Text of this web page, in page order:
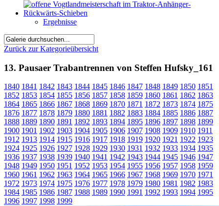
Ergebnisse
Zurück zur Kategorieübersicht
13. Pausaer Trabantrennen von Steffen Hufsky_161
1840 1841 1842 1843 1844 1845 1846 1847 1848 1849 1850 1851
1852 1853 1854 1855 1856 1857 1858 1859 1860 1861 1862 1863
1864 1865 1866 1867 1868 1869 1870 1871 1872 1873 1874 1875
1876 1877 1878 1879 1880 1881 1882 1883 1884 1885 1886 1887
1888 1889 1890 1891 1892 1893 1894 1895 1896 1897 1898 1899
1900 1901 1902 1903 1904 1905 1906 1907 1908 1909 1910 1911
1912 1913 1914 1915 1916 1917 1918 1919 1920 1921 1922 1923
1924 1925 1926 1927 1928 1929 1930 1931 1932 1933 1934 1935
1936 1937 1938 1939 1940 1941 1942 1943 1944 1945 1946 1947
1948 1949 1950 1951 1952 1953 1954 1955 1956 1957 1958 1959
1960 1961 1962 1963 1964 1965 1966 1967 1968 1969 1970 1971
1972 1973 1974 1975 1976 1977 1978 1979 1980 1981 1982 1983
1984 1985 1986 1987 1988 1989 1990 1991 1992 1993 1994 1995
1996 1997 1998 1999